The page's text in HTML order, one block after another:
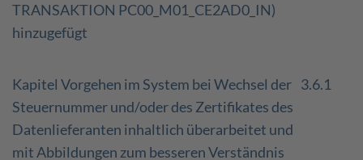
TRANSAKTION PC00_M01_CE2AD0_IN)
hinzugefügt
Kapitel Vorgehen im System bei Wechsel der
Steuernummer und/oder des Zertifikates des
Datenlieferanten inhaltlich überarbeitet und
mit Abbildungen zum besseren Verständnis
3.6.1